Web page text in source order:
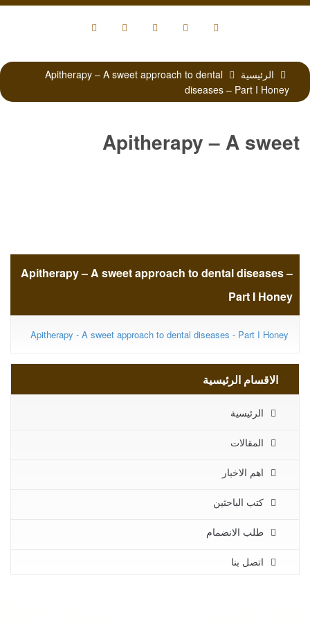
الرئيسية
Apitherapy – A sweet approach to dental
diseases – Part I Honey
Apitherapy – A sweet
Apitherapy – A sweet approach to dental diseases –
Part I Honey
Apitherapy - A sweet approach to dental diseases - Part I Honey
الاقسام الرئيسية
الرئيسية
المقالات
اهم الاخبار
كتب الباحثين
طلب الانضمام
اتصل بنا